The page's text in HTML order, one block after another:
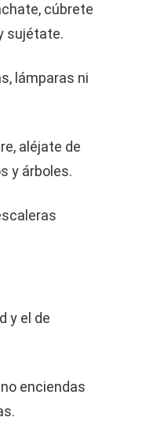
cúbrete
sujétate.
lámparas ni
aléjate de
y árboles.
y el de
enciendas